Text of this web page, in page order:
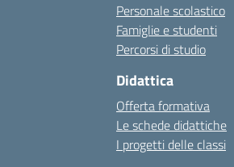
Personale scolastico
Famiglie e studenti
Percorsi di studio
Didattica
Offerta formativa
Le schede didattiche
I progetti delle classi